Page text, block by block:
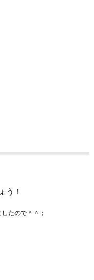
う！
たので＾＾；